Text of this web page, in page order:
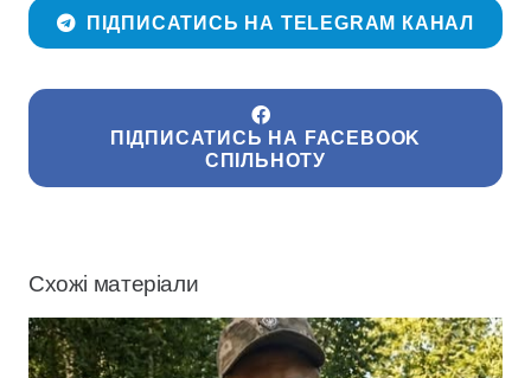
ПІДПИСАТИСЬ НА TELEGRAM КАНАЛ
ПІДПИСАТИСЬ НА FACEBOOK
СПІЛЬНОТУ
Схожі матеріали